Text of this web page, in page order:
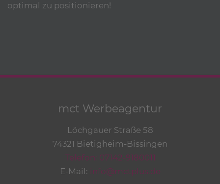
optimal zu positionieren!
mct Werbeagentur
Löchgauer Straße 58
74321 Bietigheim-Bissingen
Telefon: 07142-9180011
E-Mail: info@mctplus.de